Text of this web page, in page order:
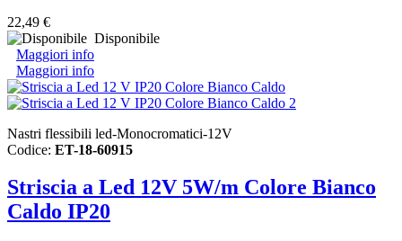
22,49 €
Disponibile
Maggiori info
Maggiori info
Nastri flessibili led-Monocromatici-12V
Codice: ET-18-60915
Striscia a Led 12V 5W/m Colore Bianco
Caldo IP20